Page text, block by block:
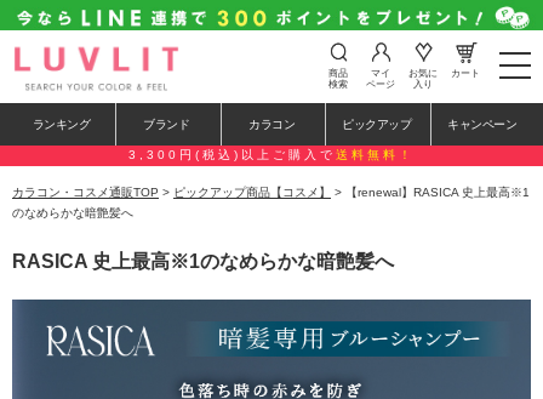
t
o
e
n
a
i
商品
検索
マイ
ページ
お気に
入り
カート
ランキング ブランド カラコン ピックアップ キャンペーン
3,300円(税込)以上ご購入で 送料無料！
カラコン・コスメ通販TOP > ピックアップ商品【コスメ】
> 【renewal】RASICA 史上最高※1
のなめらかな暗艶髪へ
RASICA 史上最高※1のなめらかな暗艶髪へ